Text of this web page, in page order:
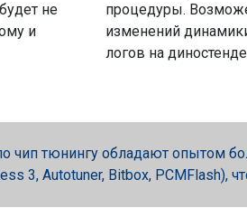
не
и
процедуры.
изменений
логов на
чип тюнингу обладают опытом
3, Autotuner, Bitbox, PCMFlash),